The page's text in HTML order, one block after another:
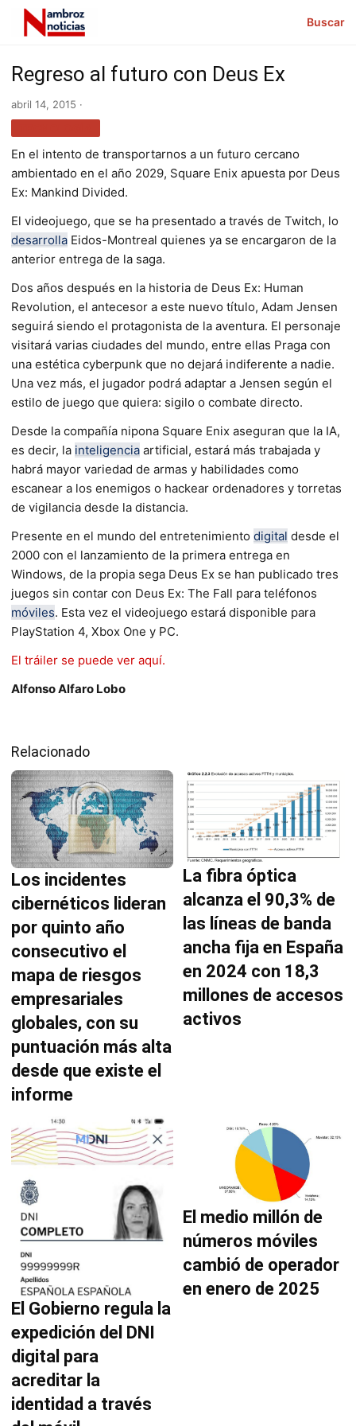
Buscar
Regreso al futuro con Deus Ex
abril 14, 2015 ·
En el intento de transportarnos a un futuro cercano
ambientado en el año 2029, Square Enix apuesta por Deus
Ex: Mankind Divided.
El videojuego, que se ha presentado a través de Twitch, lo
desarrolla Eidos-Montreal quienes ya se encargaron de la
anterior entrega de la saga.
Dos años después en la historia de Deus Ex: Human
Revolution, el antecesor a este nuevo título, Adam Jensen
seguirá siendo el protagonista de la aventura. El personaje
visitará varias ciudades del mundo, entre ellas Praga con
una estética cyberpunk que no dejará indiferente a nadie.
Una vez más, el jugador podrá adaptar a Jensen según el
estilo de juego que quiera: sigilo o combate directo.
Desde la compañía nipona Square Enix aseguran que la IA,
es decir, la inteligencia artificial, estará más trabajada y
habrá mayor variedad de armas y habilidades como
escanear a los enemigos o hackear ordenadores y torretas
de vigilancia desde la distancia.
Presente en el mundo del entretenimiento digital desde el
2000 con el lanzamiento de la primera entrega en
Windows, de la propia sega Deus Ex se han publicado tres
juegos sin contar con Deus Ex: The Fall para teléfonos
móviles. Esta vez el videojuego estará disponible para
PlayStation 4, Xbox One y PC.
El tráiler se puede ver aquí.
Alfonso Alfaro Lobo
Relacionado
Los incidentes
cibernéticos lideran
por quinto año
consecutivo el
mapa de riesgos
empresariales
globales, con su
puntuación más alta
desde que existe el
informe
La fibra óptica
alcanza el 90,3% de
las líneas de banda
ancha fija en España
en 2024 con 18,3
millones de accesos
activos
El Gobierno regula la
expedición del DNI
digital para
acreditar la
identidad a través
El medio millón de
números móviles
cambió de operador
en enero de 2025